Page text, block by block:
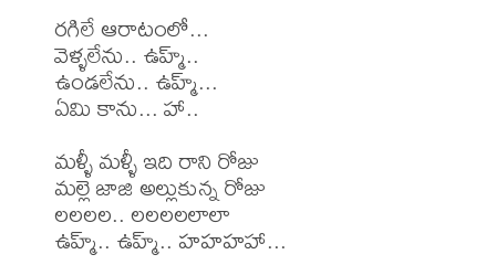
రగిలే ఆరాటంలో...
వెళ్ళలేను.. ఉహ్మ్..
ఉండలేను.. ఉహ్మ్...
ఏమి కాను... హా..
మళ్ళీ మళ్ళీ ఇది రాని రోజు
మల్లె జాజి అల్లుకున్న రోజు
లలలల.. లలలలలాలా
ఉహ్మ్.. ఉహ్మ్.. హహహహా...